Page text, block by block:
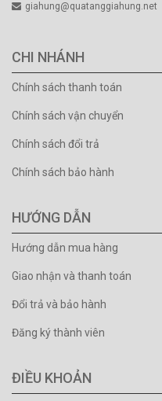
giahung@quatanggiahung.net
CHI NHÁNH
Chính sách thanh toán
Chính sách vận chuyển
Chính sách đổi trả
Chính sách bảo hành
HƯỚNG DẪN
Hướng dẫn mua hàng
Giao nhận và thanh toán
Đổi trả và bảo hành
Đăng ký thành viên
ĐIỀU KHOẢN